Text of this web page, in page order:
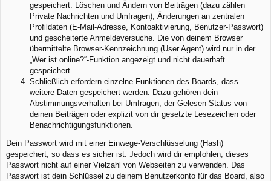
gespeichert: Löschen und Ändern von Beiträgen (dazu zählen
Private Nachrichten und Umfragen), Änderungen an zentralen
Profildaten (E-Mail-Adresse, Kontoaktivierung, Benutzer-Passwort)
und gescheiterte Anmeldeversuche. Die von deinem Browser
übermittelte Browser-Kennzeichnung (User Agent) wird nur in der
„Wer ist online?“-Funktion angezeigt und nicht dauerhaft
gespeichert.
Schließlich erfordern einzelne Funktionen des Boards, dass
weitere Daten gespeichert werden. Dazu gehören dein
Abstimmungsverhalten bei Umfragen, der Gelesen-Status von
deinen Beiträgen oder explizit von dir gesetzte Lesezeichen oder
Benachrichtigungsfunktionen.
Dein Passwort wird mit einer Einwege-Verschlüsselung (Hash)
gespeichert, so dass es sicher ist. Jedoch wird dir empfohlen, dieses
Passwort nicht auf einer Vielzahl von Webseiten zu verwenden. Das
Passwort ist dein Schlüssel zu deinem Benutzerkonto für das Board, also